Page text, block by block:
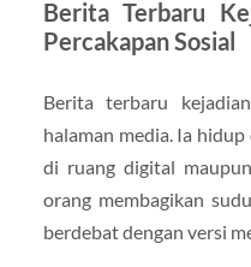
Berita Terbaru
Percakapan Sosial
Berita terbaru
halaman media. Ia
di ruang digital
orang membagikan
berdebat dengan versi